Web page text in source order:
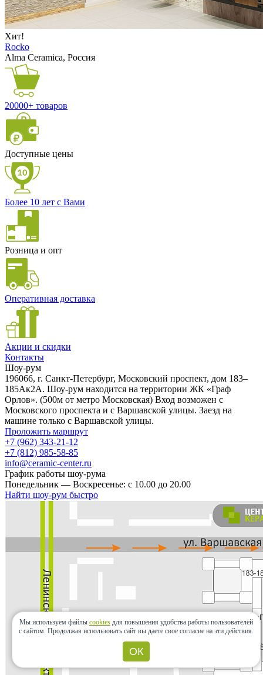
Хит!
Rocko
Alma Ceramica, Россия
20000+ товаров
Доступные цены
Более 10 лет с Вами
Розница и опт
Оперативная доставка
Акции и скидки
Контакты
Шоу-рум
196066, г. Санкт-Петербург, Московский проспект, дом 183–
185Ак2А. Шоу-рум находится на территории ЖК «Граф
Орлов». (500м от метро Московская) Вход возможен с
Московского проспекта и с Варшавской улицы. Заезд на
машине только с Варшавской улицы.
Проложить маршрут
+7 (962) 343-21-12
+7 (812) 985-58-85
info@ceramic-center.ru
График работы шоу-рума
Понедельник — Воскресенье: с 10.00 до 20.00
Найти шоу-рум быстро
Мы используем файлы cookies для повышения удобства работы пользователей
с сайтом. Продолжая использовать сайт вы даете свое согласие на эти действия.
ОК